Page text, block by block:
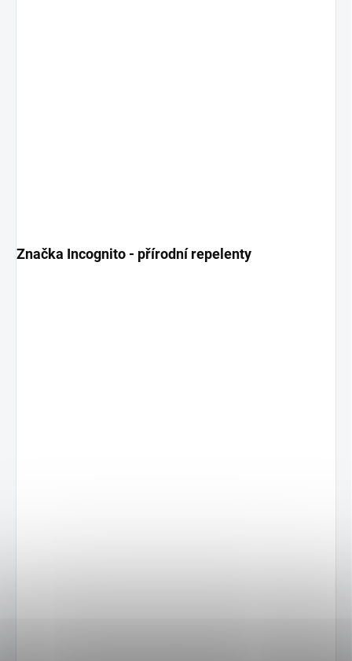
Značka Incognito - přírodní repelenty